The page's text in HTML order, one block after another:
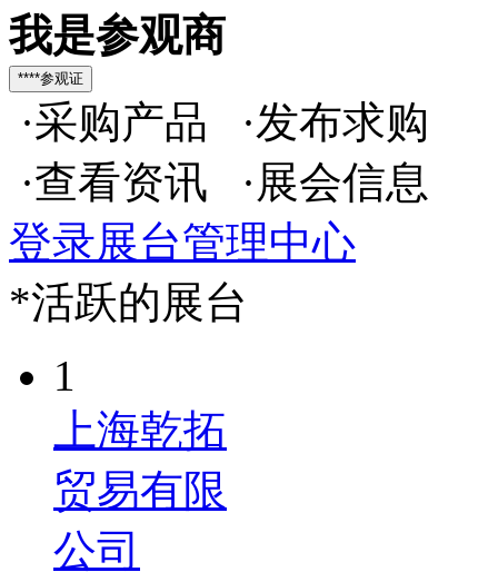
我是参观商
·采购产品 ·发布求购
·查看资讯 ·展会信息
登录展台管理中心
*活跃的展台
1
上海乾拓
贸易有限
公司